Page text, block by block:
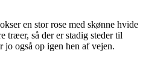
en stor rose med skønne hvide
træer, så der er stadig steder til
jo også op igen hen af vejen.